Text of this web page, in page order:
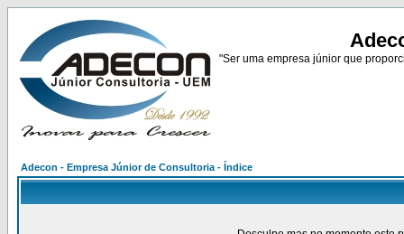
"Ser uma empresa júnior que
Adecon - Empresa Júnior de Consultoria - Índice